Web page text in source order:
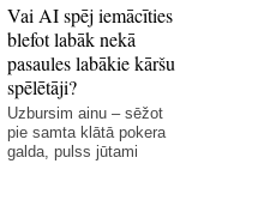
Vai AI spēj iemācīties
blefot labāk nekā
pasaules labākie kāršu
spēlētāji?
Uzbursim ainu – sēžot
pie samta klātā pokera
galda, pulss jūtami